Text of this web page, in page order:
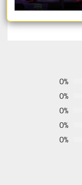
0%
0%
0%
0%
0%